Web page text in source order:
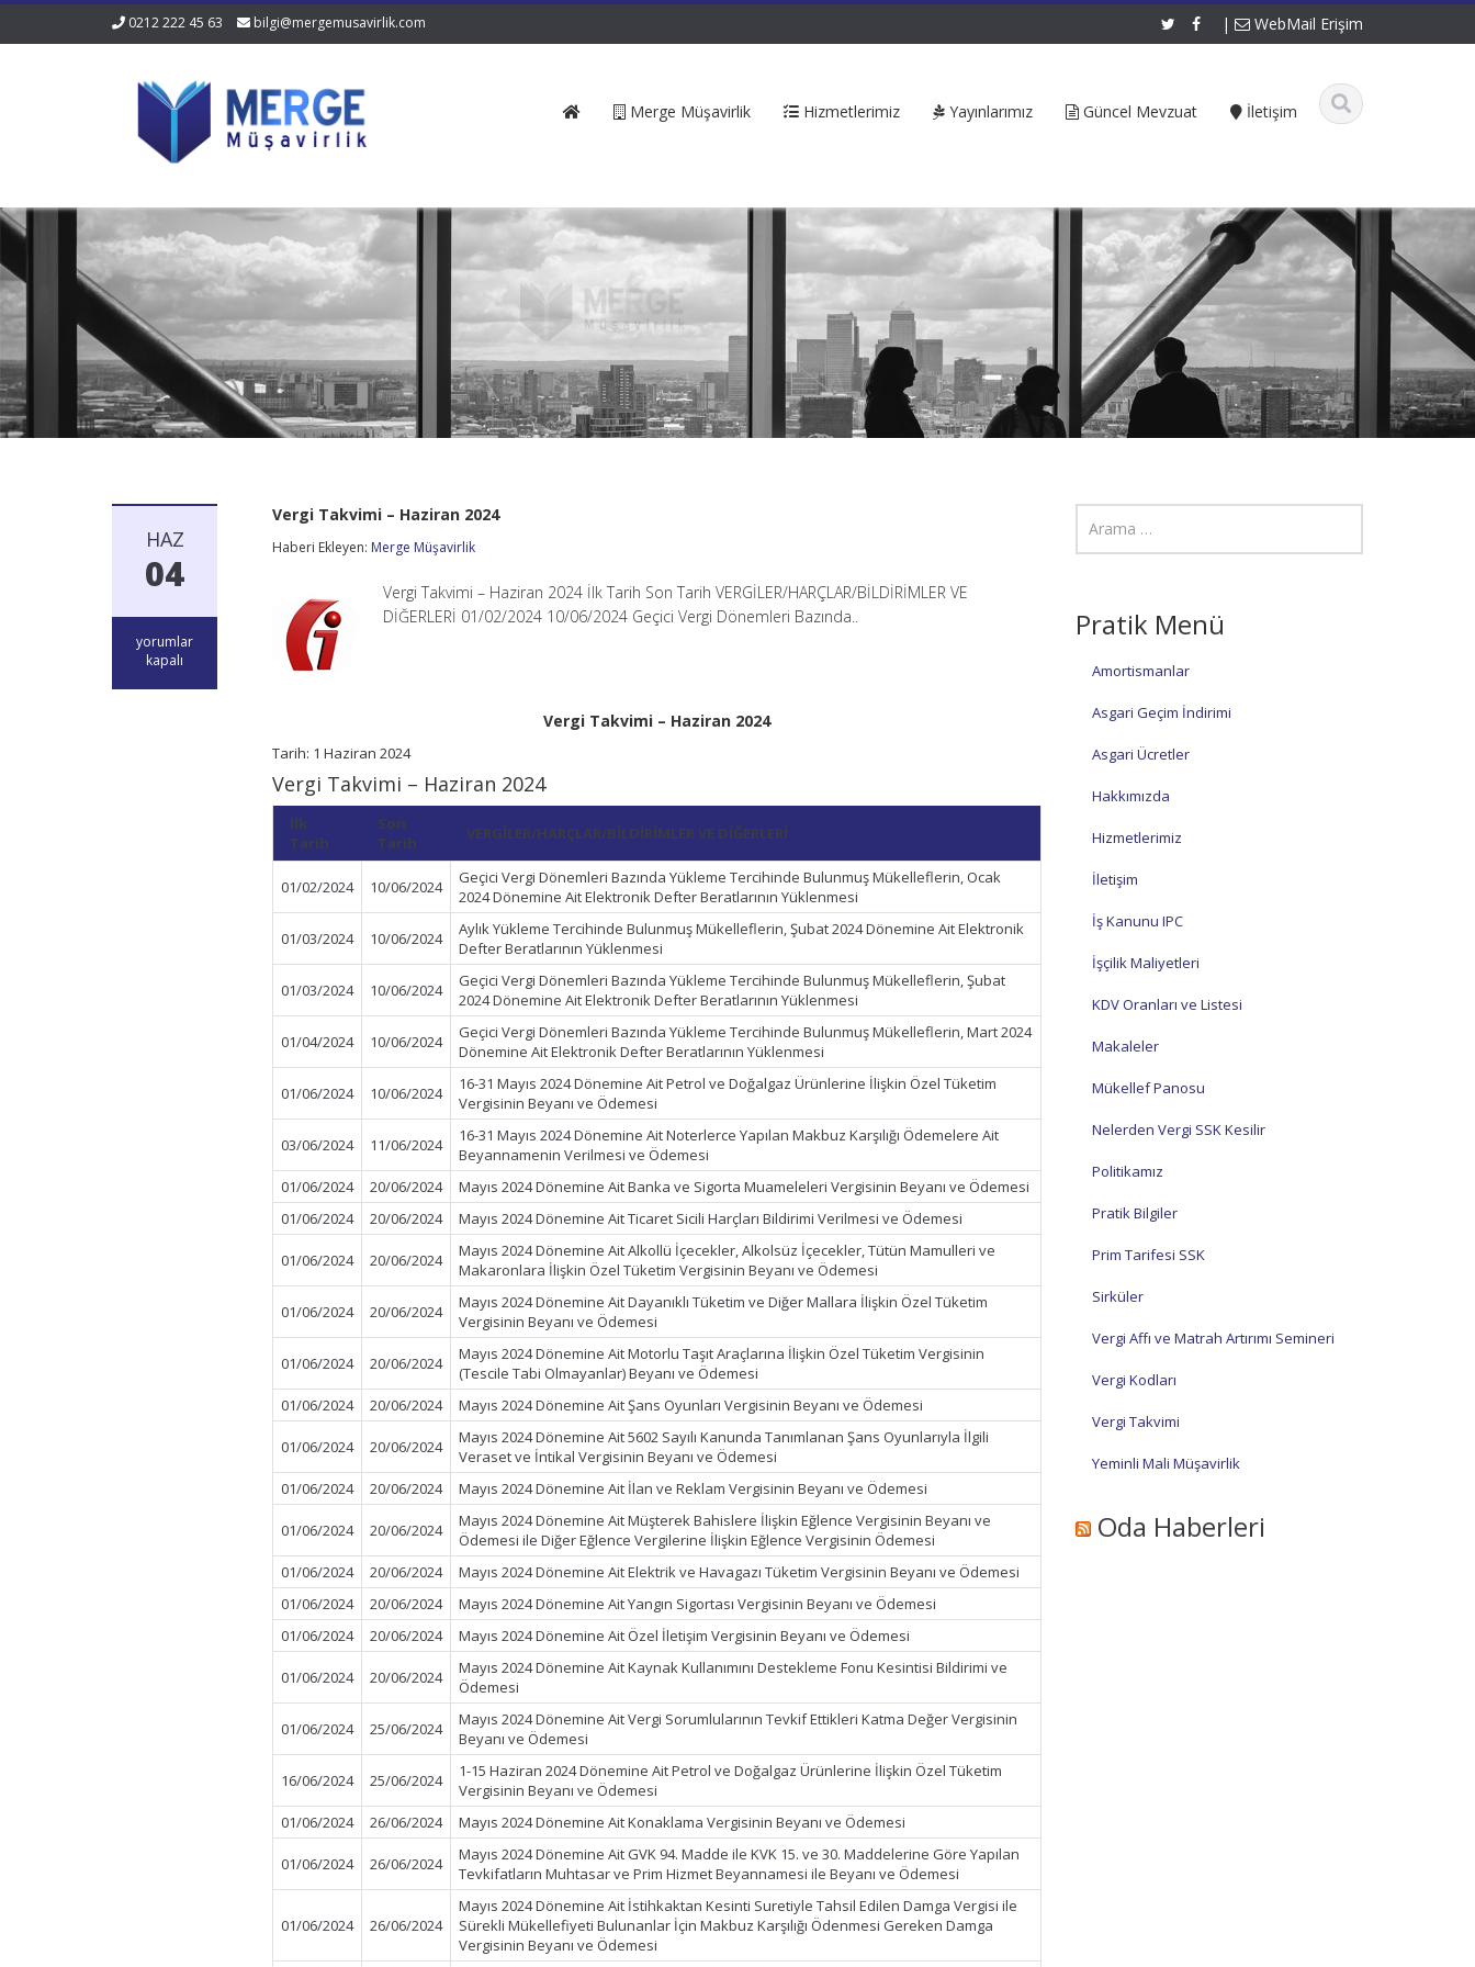
0212 222 45 63 bilgi@mergemusavirlik.com | WebMail Erişim
Merge Müşavirlik Hizmetlerimiz Yayınlarımız Güncel Mevzuat İletişim
HAZ
04
Vergi
Takvimi
yorumlar
kapalı
Vergi Takvimi – Haziran 2024
Haberi Ekleyen: Merge Müşavirlik
Vergi Takvimi – Haziran 2024 İlk Tarih Son Tarih VERGİLER/HARÇLAR/BİLDİRİMLER VE
DİĞERLERİ 01/02/2024 10/06/2024 Geçici Vergi Dönemleri Bazında..
Vergi Takvimi – Haziran 2024
Tarih: 1 Haziran 2024
Vergi Takvimi – Haziran 2024
İlk
Tarih
Son
Tarih
VERGİLER/HARÇLAR/BİLDİRİMLER VE DİĞERLERİ
01/02/2024 10/06/2024
Geçici Vergi Dönemleri Bazında Yükleme Tercihinde Bulunmuş Mükelleflerin, Ocak
2024 Dönemine Ait Elektronik Defter Beratlarının Yüklenmesi
01/03/2024 10/06/2024
Aylık Yükleme Tercihinde Bulunmuş Mükelleflerin, Şubat 2024 Dönemine Ait Elektronik
Defter Beratlarının Yüklenmesi
01/03/2024 10/06/2024
Geçici Vergi Dönemleri Bazında Yükleme Tercihinde Bulunmuş Mükelleflerin, Şubat
2024 Dönemine Ait Elektronik Defter Beratlarının Yüklenmesi
01/04/2024 10/06/2024
Geçici Vergi Dönemleri Bazında Yükleme Tercihinde Bulunmuş Mükelleflerin, Mart 2024
Dönemine Ait Elektronik Defter Beratlarının Yüklenmesi
01/06/2024 10/06/2024
16-31 Mayıs 2024 Dönemine Ait Petrol ve Doğalgaz Ürünlerine İlişkin Özel Tüketim
Vergisinin Beyanı ve Ödemesi
03/06/2024 11/06/2024
16-31 Mayıs 2024 Dönemine Ait Noterlerce Yapılan Makbuz Karşılığı Ödemelere Ait
Beyannamenin Verilmesi ve Ödemesi
01/06/2024
20/06/2024
Mayıs 2024 Dönemine Ait Banka ve Sigorta Muameleleri Vergisinin Beyanı ve Ödemesi
01/06/2024
20/06/2024 Mayıs 2024 Dönemine Ait Ticaret Sicili Harçları Bildirimi Verilmesi ve Ödemesi
01/06/2024 20/06/2024
Mayıs 2024 Dönemine Ait Alkollü İçecekler, Alkolsüz İçecekler, Tütün Mamulleri ve
Makaronlara İlişkin Özel Tüketim Vergisinin Beyanı ve Ödemesi
01/06/2024 20/06/2024
Mayıs 2024 Dönemine Ait Dayanıklı Tüketim ve Diğer Mallara İlişkin Özel Tüketim
Vergisinin Beyanı ve Ödemesi
01/06/2024 20/06/2024
Mayıs 2024 Dönemine Ait Motorlu Taşıt Araçlarına İlişkin Özel Tüketim Vergisinin
(Tescile Tabi Olmayanlar) Beyanı ve Ödemesi
01/06/2024
20/06/2024 Mayıs 2024 Dönemine Ait Şans Oyunları Vergisinin Beyanı ve Ödemesi
01/06/2024 20/06/2024
Mayıs 2024 Dönemine Ait 5602 Sayılı Kanunda Tanımlanan Şans Oyunlarıyla İlgili
Veraset ve İntikal Vergisinin Beyanı ve Ödemesi
01/06/2024
20/06/2024 Mayıs 2024 Dönemine Ait İlan ve Reklam Vergisinin Beyanı ve Ödemesi
01/06/2024 20/06/2024
Mayıs 2024 Dönemine Ait Müşterek Bahislere İlişkin Eğlence Vergisinin Beyanı ve
Ödemesi ile Diğer Eğlence Vergilerine İlişkin Eğlence Vergisinin Ödemesi
01/06/2024
20/06/2024
Mayıs 2024 Dönemine Ait Elektrik ve Havagazı Tüketim Vergisinin Beyanı ve Ödemesi
01/06/2024
20/06/2024
Mayıs 2024 Dönemine Ait Yangın Sigortası Vergisinin Beyanı ve Ödemesi
01/06/2024
20/06/2024 Mayıs 2024 Dönemine Ait Özel İletişim Vergisinin Beyanı ve Ödemesi
01/06/2024 20/06/2024
Mayıs 2024 Dönemine Ait Kaynak Kullanımını Destekleme Fonu Kesintisi Bildirimi ve
Ödemesi
01/06/2024 25/06/2024
Mayıs 2024 Dönemine Ait Vergi Sorumlularının Tevkif Ettikleri Katma Değer Vergisinin
Beyanı ve Ödemesi
16/06/2024 25/06/2024
1-15 Haziran 2024 Dönemine Ait Petrol ve Doğalgaz Ürünlerine İlişkin Özel Tüketim
Vergisinin Beyanı ve Ödemesi
01/06/2024
26/06/2024 Mayıs 2024 Dönemine Ait Konaklama Vergisinin Beyanı ve Ödemesi
01/06/2024 26/06/2024
Mayıs 2024 Dönemine Ait GVK 94. Madde ile KVK 15. ve 30. Maddelerine Göre Yapılan
Tevkifatların Muhtasar ve Prim Hizmet Beyannamesi ile Beyanı ve Ödemesi
01/06/2024 26/06/2024
Mayıs 2024 Dönemine Ait İstihkaktan Kesinti Suretiyle Tahsil Edilen Damga Vergisi ile
Sürekli Mükellefiyeti Bulunanlar İçin Makbuz Karşılığı Ödenmesi Gereken Damga
Vergisinin Beyanı ve Ödemesi
Pratik Menü
Amortismanlar
Asgari Geçim İndirimi
Asgari Ücretler
Hakkımızda
Hizmetlerimiz
İletişim
İş Kanunu IPC
İşçilik Maliyetleri
KDV Oranları ve Listesi
Makaleler
Mükellef Panosu
Nelerden Vergi SSK Kesilir
Politikamız
Pratik Bilgiler
Prim Tarifesi SSK
Sirküler
Vergi Affı ve Matrah Artırımı Semineri
Vergi Kodları
Vergi Takvimi
Yeminli Mali Müşavirlik
Oda Haberleri